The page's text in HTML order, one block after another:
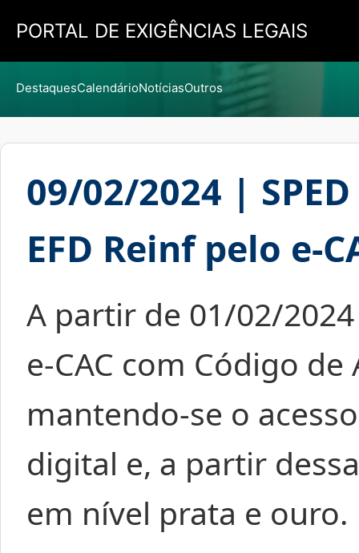
PORTAL DE EXIGÊNCIAS LEGAIS
DestaquesCalendárioNotíciasOutros
09/02/2024 |
EFD Reinf pelo e-
A partir de 01/02/
e-CAC com Código
mantendo-se o
digital e, a partir
em nível prata e ouro.